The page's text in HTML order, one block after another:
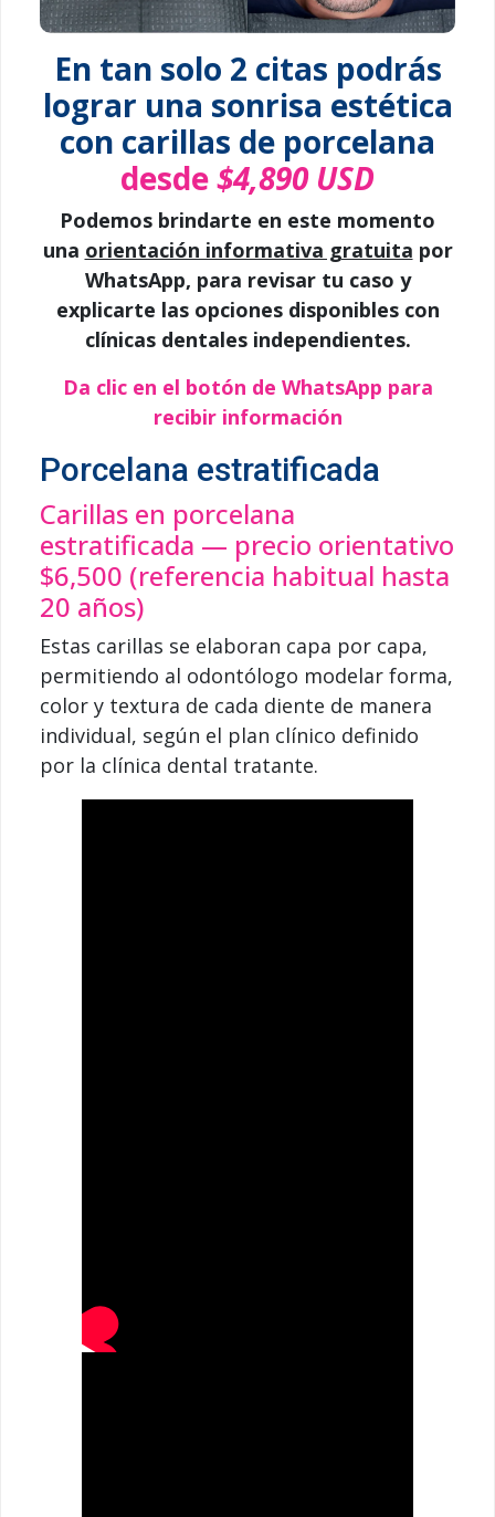
En tan solo 2 citas podrás
lograr una sonrisa estética
con carillas de porcelana
desde$4,890 USD
Podemos brindarte en este momento
una orientación informativa gratuita por
WhatsApp, para revisar tu caso y
explicarte las opciones disponibles con
clínicas dentales independientes.
Da clic en el botón de WhatsApp para
recibir información
Porcelana estratificada
Carillas en porcelana
estratificada — precio orientativo
$6,500 (referencia habitual hasta
20 años)
Estas carillas se elaboran capa por capa,
permitiendo al odontólogo modelar forma,
color y textura de cada diente de manera
individual, según el plan clínico definido
por la clínica dental tratante.